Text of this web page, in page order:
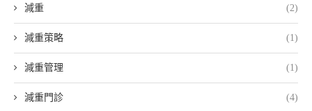
減重 (2)
減重策略 (1)
減重管理 (1)
減重門診 (4)